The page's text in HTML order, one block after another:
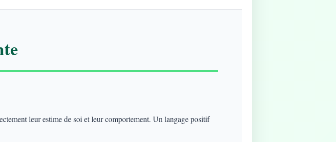
leur estime de soi et leur comportement. Un langage positif